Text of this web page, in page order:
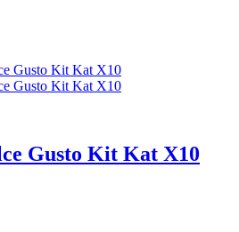
Gusto Kit Kat X10